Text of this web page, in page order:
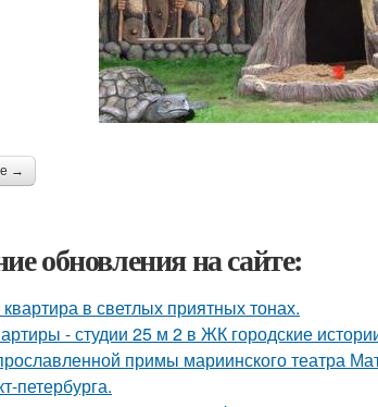
→
обновления на сайте:
в светлых приятных тонах.
- студии 25 м 2 в ЖК городские
примы мариинского театра
петербурга.